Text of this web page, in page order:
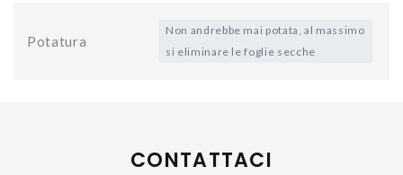
Potatura
Non andrebbe mai potata, al massimo
si eliminare le foglie secche
CONTATTACI